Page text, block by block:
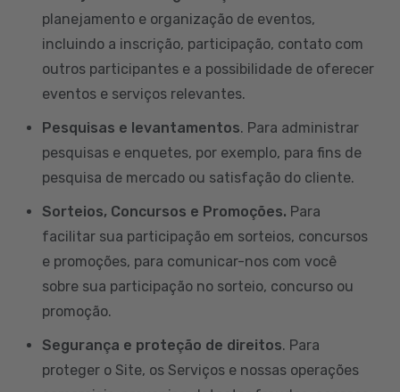
planejamento e organização de eventos,
incluindo a inscrição, participação, contato com
outros participantes e a possibilidade de oferecer
eventos e serviços relevantes.
Pesquisas e levantamentos. Para administrar
pesquisas e enquetes, por exemplo, para fins de
pesquisa de mercado ou satisfação do cliente.
Sorteios, Concursos e Promoções. Para
facilitar sua participação em sorteios, concursos
e promoções, para comunicar-nos com você
sobre sua participação no sorteio, concurso ou
promoção.
Segurança e proteção de direitos. Para
proteger o Site, os Serviços e nossas operações